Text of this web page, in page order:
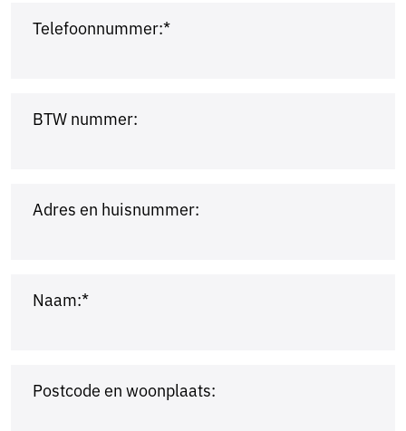
Telefoonnummer:*
BTW nummer:
Adres en huisnummer:
Naam:*
Postcode en woonplaats: